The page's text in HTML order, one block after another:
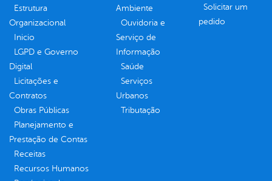
Estrutura
Organizacional
Inicio
LGPD e Governo
Digital
Licitações e
Contratos
Obras Públicas
Planejamento e
Prestação de Contas
Receitas
Recursos Humanos
Ambiente
Ouvidoria e
Serviço de
Informação
Saúde
Serviços
Urbanos
Tributação
Solicitar um
pedido